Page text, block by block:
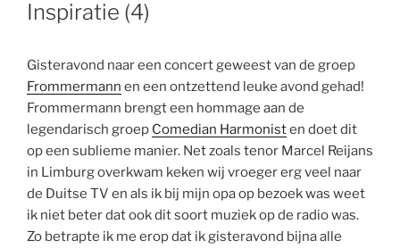
Inspiratie (4)
Gisteravond naar een concert geweest van de groep
Frommermann en een ontzettend leuke avond gehad!
Frommermann brengt een hommage aan de
legendarisch groep Comedian Harmonisten doet dit
op een sublieme manier. Net zoals tenor Marcel Reijans
in Limburg overkwam keken wij vroeger erg veel naar
de Duitse TV en als ik bij mijn opa op bezoek was weet
ik niet beter dat ook dit soort muziek op de radio was.
Zo betrapte ik me erop dat ik gisteravond bijna alle